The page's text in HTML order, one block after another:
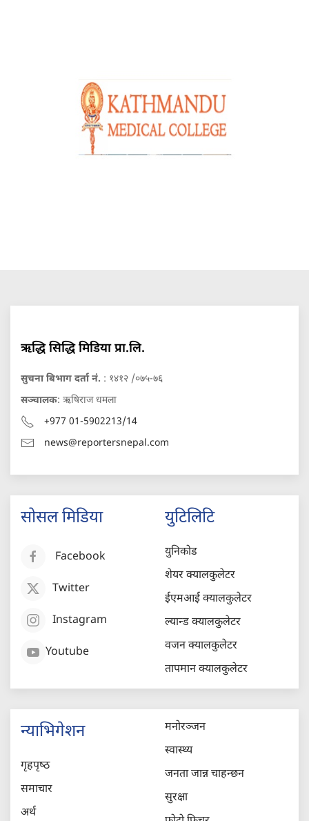
ऋद्धि सिद्धि मिडिया प्रा.लि.
सुचना बिभाग दर्ता नं. : १४१२ /०७५-७६
सञ्चालक: ऋषिराज धमला
+977 01-5902213/14
news@reportersnepal.com
सोसल मिडिया
Facebook
Twitter
Instagram
Youtube
युटिलिटि
युनिकोड
शेयर क्यालकुलेटर
ईएमआई क्यालकुलेटर
ल्यान्ड क्यालकुलेटर
वजन क्यालकुलेटर
तापमान क्यालकुलेटर
न्याभिगेशन
गृहपृष्‍ठ
समाचार
अर्थ
मनोरञ्जन
स्वास्थ्य
जनता जान्न चाहन्छन
सुरक्षा